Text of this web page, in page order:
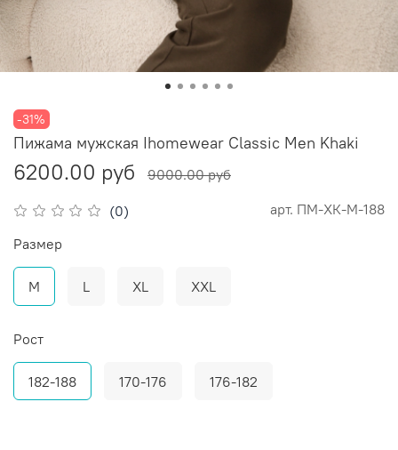
-31%
(0) арт. ПМ-ХК-M-188
Пижама мужская Ihomewear Classic Men Khaki
6200.00 руб 9000.00 руб
Размер
M L XL XXL
Рост
182-188 170-176 176-182